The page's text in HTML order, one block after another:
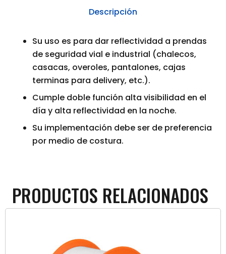
Descripción
Su uso es para dar reflectividad a prendas
de seguridad vial e industrial (chalecos,
casacas, overoles, pantalones, cajas
terminas para delivery, etc.).
Cumple doble función alta visibilidad en el
día y alta reflectividad en la noche.
Su implementación debe ser de preferencia
por medio de costura.
PRODUCTOS RELACIONADOS